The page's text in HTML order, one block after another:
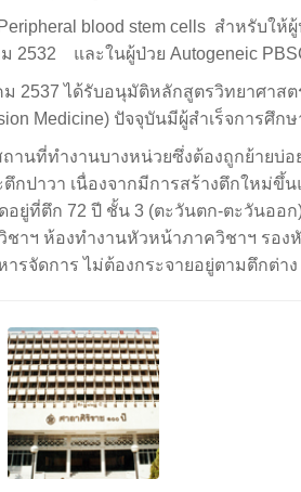
blood stem cells สำหรับให้
2532 และในผู้ป่วย Autogeneic
ม 2537 ได้รับอนุมัติหลักสูตรวิทยาศาส
Medicine) ปัจจุบันมีผู้สำเร็จการศึ
นที่ทำงานบางหน่วยซึ่งต้องถูกย้ายบ่อ
กปาวา เนื่องจากมีการสร้างตึกใหม่ขึ้
ยู่ที่ตึก 72 ปี ชั้น 3 (ตะวันตก-ตะวันออ
าฯ ห้องทำงานหัวหน้าภาควิชาฯ รอง
รจัดการ ไม่ต้องกระจายอยู่ตามตึกต่า